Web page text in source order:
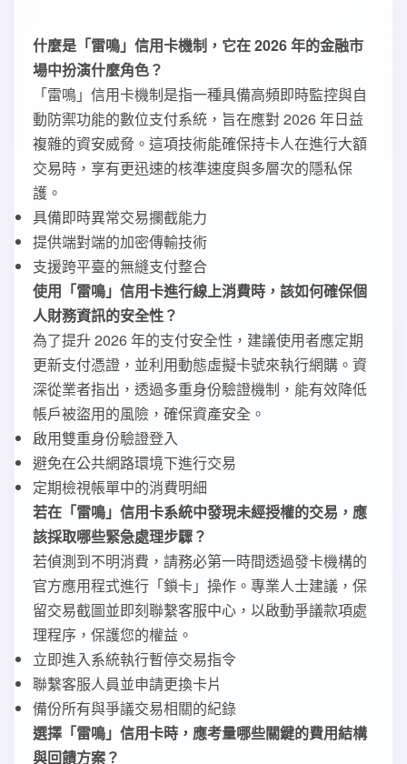
什麼是「雷鳴」信用卡機制，它在 2026 年的金融市
場中扮演什麼角色？
「雷鳴」信用卡機制是指一種具備高頻即時監控與自
動防禦功能的數位支付系統，旨在應對 2026 年日益
複雜的資安威脅。這項技術能確保持卡人在進行大額
交易時，享有更迅速的核準速度與多層次的隱私保
護。
具備即時異常交易攔截能力
提供端對端的加密傳輸技術
支援跨平臺的無縫支付整合
使用「雷鳴」信用卡進行線上消費時，該如何確保個
人財務資訊的安全性？
為了提升 2026 年的支付安全性，建議使用者應定期
更新支付憑證，並利用動態虛擬卡號來執行網購。資
深從業者指出，透過多重身份驗證機制，能有效降低
帳戶被盜用的風險，確保資產安全。
啟用雙重身份驗證登入
避免在公共網路環境下進行交易
定期檢視帳單中的消費明細
若在「雷鳴」信用卡系統中發現未經授權的交易，應
該採取哪些緊急處理步驟？
若偵測到不明消費，請務必第一時間透過發卡機構的
官方應用程式進行「鎖卡」操作。專業人士建議，保
留交易截圖並即刻聯繫客服中心，以啟動爭議款項處
理程序，保護您的權益。
立即進入系統執行暫停交易指令
聯繫客服人員並申請更換卡片
備份所有與爭議交易相關的紀錄
選擇「雷鳴」信用卡時，應考量哪些關鍵的費用結構
與回饋方案？